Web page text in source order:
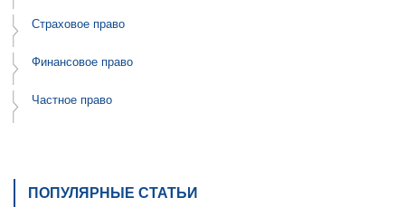
Страховое право
Финансовое право
Частное право
ПОПУЛЯРНЫЕ СТАТЬИ